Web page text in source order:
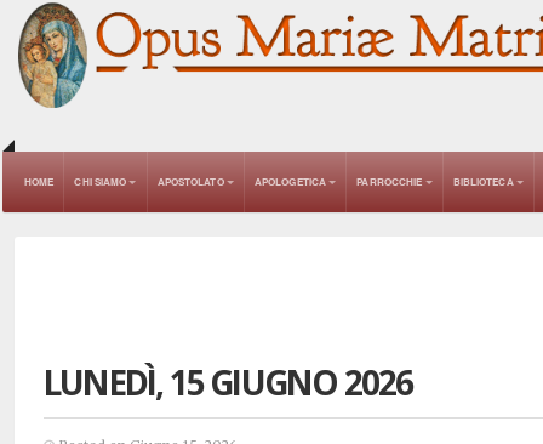
HOME CHI SIAMO APOSTOLATO APOLOGETICA PARROCCHIE BIBLIOTECA
LUNEDÌ, 15 GIUGNO 2026